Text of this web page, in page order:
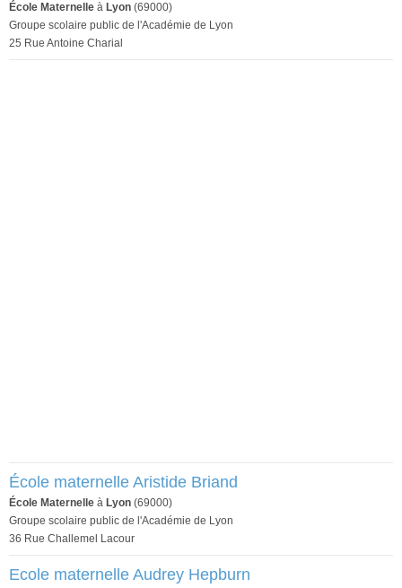
École Maternelle à Lyon (69000)
Groupe scolaire public de l'Académie de Lyon
25 Rue Antoine Charial
École maternelle Aristide Briand
École Maternelle à Lyon (69000)
Groupe scolaire public de l'Académie de Lyon
36 Rue Challemel Lacour
Ecole maternelle Audrey Hepburn